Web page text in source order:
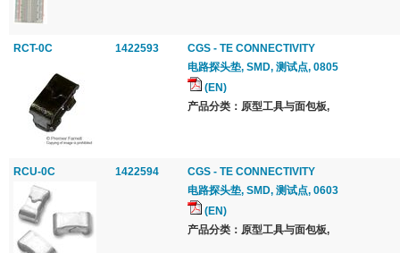
RCT-0C 1422593
CGS - TE CONNECTIVITY
电路探头垫, SMD, 测试点, 0805
(EN)
产品分类：原型工具与面包板,
RCU-0C 1422594
CGS - TE CONNECTIVITY
电路探头垫, SMD, 测试点, 0603
(EN)
产品分类：原型工具与面包板,